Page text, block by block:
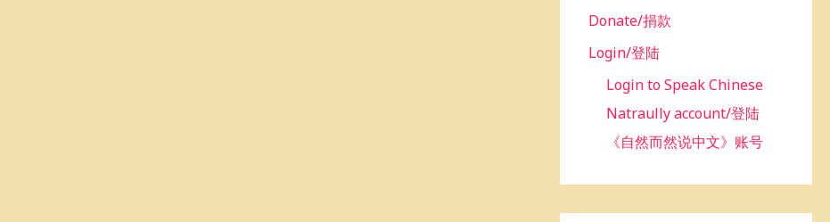
Donate/捐款
Login/登陆
Login to Speak Chinese
Natraully account/登陆
《自然而然说中文》账号